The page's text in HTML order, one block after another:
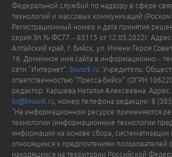
Федеральной службой по надзору в сфере
технологий и массовых коммуникаций
Регистрационный номер и дата принятия
серия Эл № ФС77 – 83115 от 12.05.2022г.
Алтайский край, г. Бийск, ул. Имени Героя
16. Доменное имя сайта в информационно –
сети "Интернет": biwork.ru . Учредитель:
ответственностью "Пресса-Бийск" (ОГРН
редактор: Каршева Наталья Алексеевна. Адрес
br@biwork.ru , номер телефона редакции: 8
"На информационном ресурсе применяются
технологии (информационные технологии
информации на основе сбора, систематизации
относящихся к предпочтениям пользователей
находящихся на территории Российской